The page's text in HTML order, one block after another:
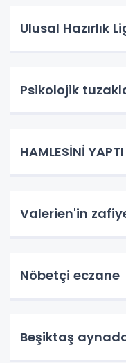
Ulusal Hazırlık
Psikolojik
HAMLESİNİ
Valerien'in
Nöbetçi eczane
Beşiktaş